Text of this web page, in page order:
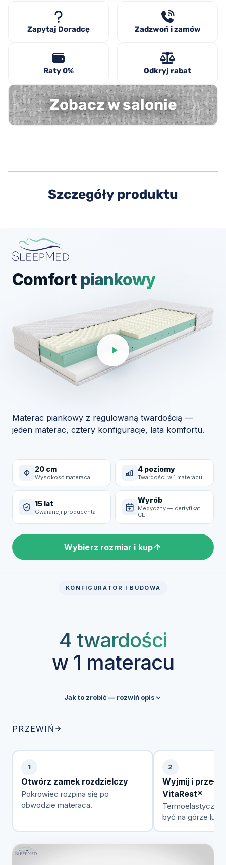
Zapytaj Doradcę Zadzwoń i zamów
Raty 0% Odkryj rabat
Zobacz w salonie
Szczegóły produktu
Comfort piankowy
Materac piankowy z regulowaną twardością —
jeden materac, cztery konfiguracje, lata komfortu.
20 cm
Wysokość materaca
4 poziomy
Twardości w 1 materacu
15 lat
Gwarancji producenta
Wyrób
Medyczny — certyfikat
CE
Wybierz rozmiar i kup
KONFIGURATOR I BUDOWA
4 twardości
w 1 materacu
Jak to zrobić — rozwiń opis
pokrowiec z zamkiem rozdzielczym, który ułatwia
przekładanie pianki VitaRest® między warstwami.
wagi czy stanu zdrowia.
PRZEWIŃ
1
Otwórz zamek rozdzielczy
Pokrowiec rozpina się po
obwodzie materaca.
2
Wyjmij i
VitaRest®
Termoelastyczna
być na górze lub